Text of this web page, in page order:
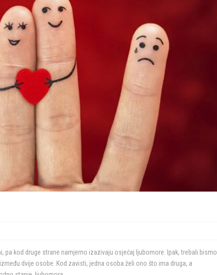
pa kod druge strane namjerno izazivaju osjećaj ljubomore. Ipak, trebali bismo
dvije osobe. Kod zavisti, jedna osoba želi ono što ima druga, a